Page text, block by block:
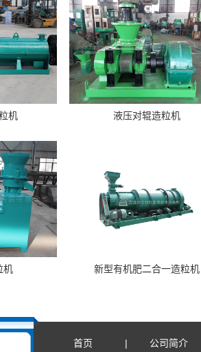
机 液压对辊造粒机
机 新型有机肥二合一造粒机
首页 公司简介